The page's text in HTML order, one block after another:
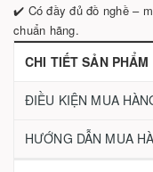
✔️ Có đầy đủ đồ nghề –
chuẩn hãng.
CHI TIẾT SẢN PHẨM
ĐIỀU KIỆN MUA
HƯỚNG DẪN MUA